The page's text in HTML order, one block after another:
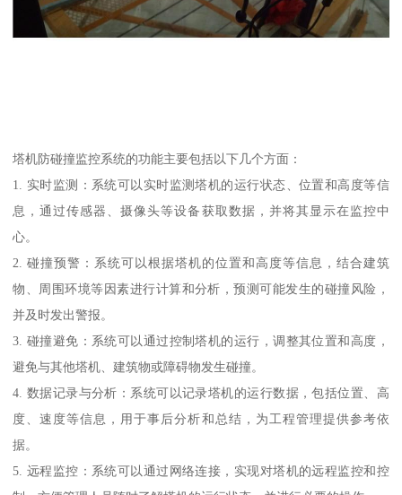
塔机防碰撞监控系统的功能主要包括以下几个方面：
1. 实时监测：系统可以实时监测塔机的运行状态、位置和高度等信
息，通过传感器、摄像头等设备获取数据，并将其显示在监控中
心。
2. 碰撞预警：系统可以根据塔机的位置和高度等信息，结合建筑
物、周围环境等因素进行计算和分析，预测可能发生的碰撞风险，
并及时发出警报。
3. 碰撞避免：系统可以通过控制塔机的运行，调整其位置和高度，
避免与其他塔机、建筑物或障碍物发生碰撞。
4. 数据记录与分析：系统可以记录塔机的运行数据，包括位置、高
度、速度等信息，用于事后分析和总结，为工程管理提供参考依
据。
5. 远程监控：系统可以通过网络连接，实现对塔机的远程监控和控